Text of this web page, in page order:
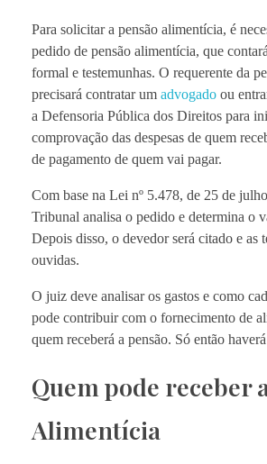
Para solicitar a pensão alimentícia, é
pedido de pensão alimentícia, que
formal e testemunhas. O requerente da
precisará contratar um advogado ou
a Defensoria Pública dos Direitos para
comprovação das despesas de quem
de pagamento de quem vai pagar.
Com base na Lei nº 5.478, de 25 de
Tribunal analisa o pedido e determina o
Depois disso, o devedor será citado e as
ouvidas.
O juiz deve analisar os gastos e como
pode contribuir com o fornecimento de
quem receberá a pensão. Só então
Quem pode receber
Alimentícia